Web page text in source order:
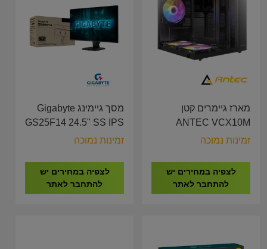
מארז גיימרים קטן
ANTEC VCX10M
ARGB Mini Tower
ARGB 120mm
זמינות נמוכה
לצפיה במחירים יש
להתחבר לאתר
מסך גיימינג Gigabyte
GS25F14 24.5" SS IPS
1Ms FHD 144hz
זמינות נמוכה
לצפיה במחירים יש
להתחבר לאתר